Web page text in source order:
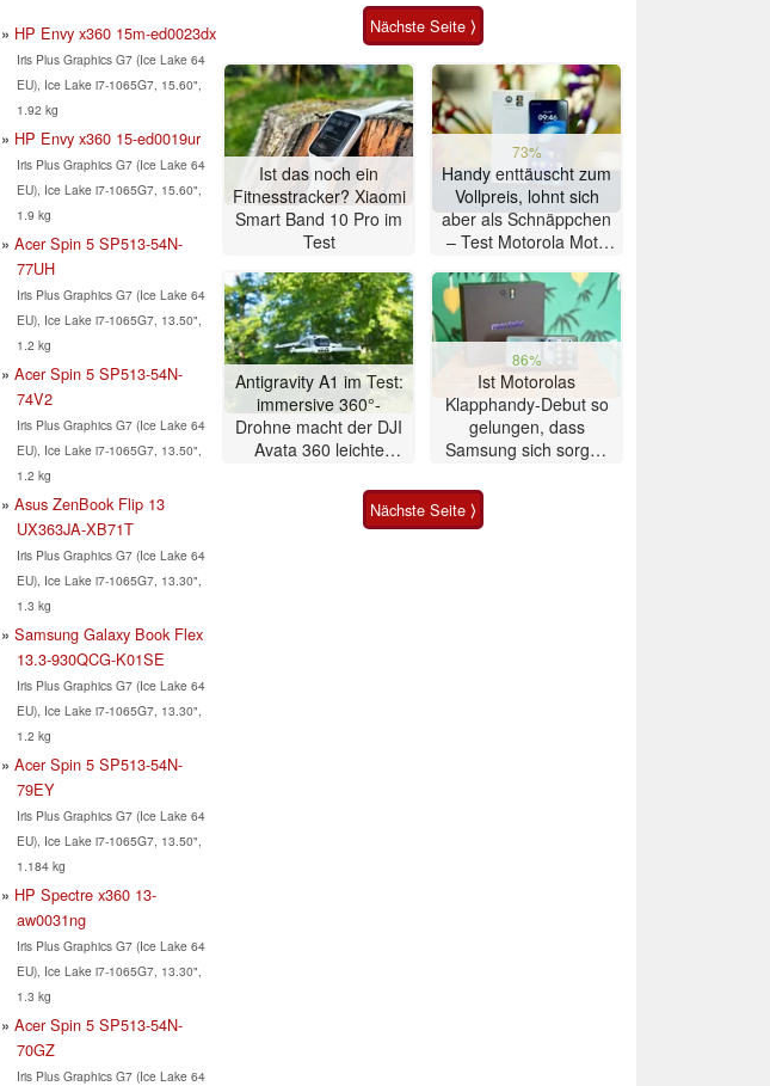
HP Envy x360 15m-ed0023dx
Iris Plus Graphics G7 (Ice Lake 64
EU), Ice Lake i7-1065G7, 15.60",
1.92 kg
HP Envy x360 15-ed0019ur
Iris Plus Graphics G7 (Ice Lake 64
EU), Ice Lake i7-1065G7, 15.60",
1.9 kg
Acer Spin 5 SP513-54N-
77UH
Iris Plus Graphics G7 (Ice Lake 64
EU), Ice Lake i7-1065G7, 13.50",
1.2 kg
Acer Spin 5 SP513-54N-
74V2
Iris Plus Graphics G7 (Ice Lake 64
EU), Ice Lake i7-1065G7, 13.50",
1.2 kg
Asus ZenBook Flip 13
UX363JA-XB71T
Iris Plus Graphics G7 (Ice Lake 64
EU), Ice Lake i7-1065G7, 13.30",
1.3 kg
Samsung Galaxy Book Flex
13.3-930QCG-K01SE
Iris Plus Graphics G7 (Ice Lake 64
EU), Ice Lake i7-1065G7, 13.30",
1.2 kg
Acer Spin 5 SP513-54N-
79EY
Iris Plus Graphics G7 (Ice Lake 64
EU), Ice Lake i7-1065G7, 13.50",
1.184 kg
HP Spectre x360 13-
aw0031ng
Iris Plus Graphics G7 (Ice Lake 64
EU), Ice Lake i7-1065G7, 13.30",
1.3 kg
Acer Spin 5 SP513-54N-
70GZ
Iris Plus Graphics G7 (Ice Lake 64
Nächste Seite ⟩
Ist das noch ein
Fitnesstracker? Xiaomi
Smart Band 10 Pro im
Test
73%
Handy enttäuscht zum
Vollpreis, lohnt sich
aber als Schnäppchen
– Test Motorola Moto
Antigravity A1 im Test:
immersive 360°-
Drohne macht der DJI
Avata 360 leichte
86%
Ist Motorolas
Klapphandy-Debut so
gelungen, dass
Samsung sich sorgen
Smartphone im Test
Nächste Seite ⟩